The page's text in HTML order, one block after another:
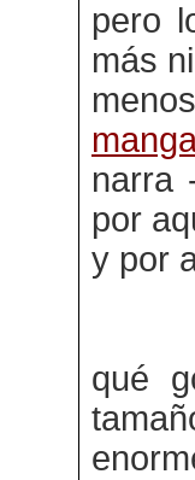
pero
más ni
narra
por
y por
qué